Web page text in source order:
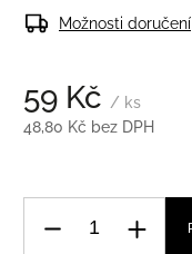
59 Kč / ks
48,80 Kč bez DPH
Možnosti doručení